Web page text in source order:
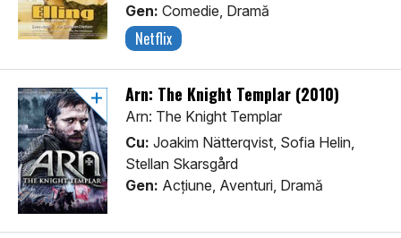
Gen: Comedie, Dramă
Netflix
Arn: The Knight Templar (2010)
Arn: The Knight Templar
Cu: Joakim Nätterqvist, Sofia Helin,
Stellan Skarsgård
Gen: Acţiune, Aventuri, Dramă